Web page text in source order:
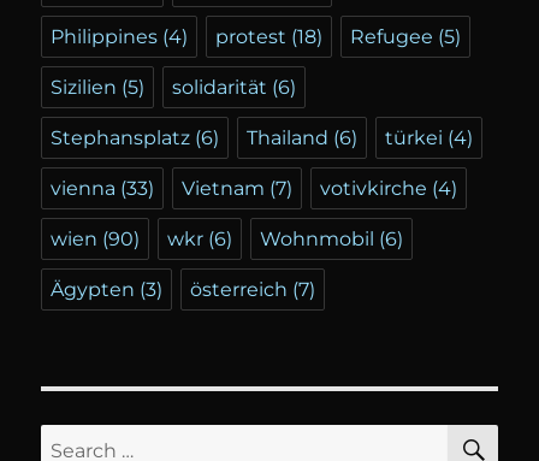
Philippines (4) protest (18) Refugee (5)
Sizilien (5) solidarität (6)
Stephansplatz (6) Thailand (6) türkei (4)
vienna (33) Vietnam (7) votivkirche (4)
wien (90) wkr (6) Wohnmobil (6)
Ägypten (3) österreich (7)
Search